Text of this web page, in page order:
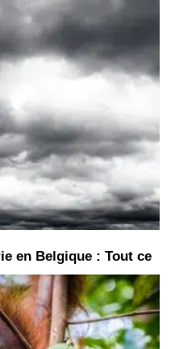
en Belgique : Tout ce